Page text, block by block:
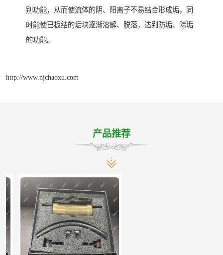
别功能，从而使流体的阴、阳离子不易结合形成垢，同
时能使已板结的垢块逐渐溶解、脱落，达到防垢、除垢
的功能。
http://www.njchaoxu.com
产品推荐